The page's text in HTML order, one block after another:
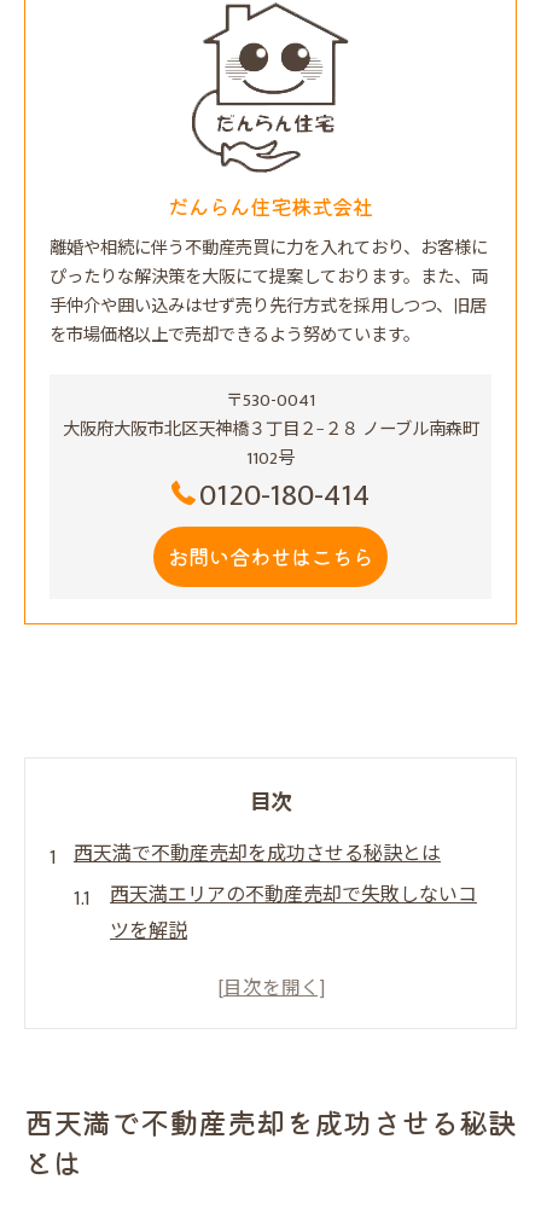
だんらん住宅株式会社
離婚や相続に伴う不動産売買に力を入れており、お客様に
ぴったりな解決策を大阪にて提案しております。また、両
手仲介や囲い込みはせず売り先行方式を採用しつつ、旧居
を市場価格以上で売却できるよう努めています。
〒530-0041
大阪府大阪市北区天神橋３丁目２−２８ ノーブル南森町
1102号
0120-180-414
お問い合わせはこちら
目次
西天満で不動産売却を成功させる秘訣とは
西天満エリアの不動産売却で失敗しないコ
ツを解説
だんらん住宅の不動産売却が高評価の理由
売却前に知っておくべき地域特性と需要動
西天満で不動産売却を成功させる秘訣
とは